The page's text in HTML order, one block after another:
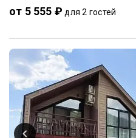
от 5 555 ₽ для 2 гостей